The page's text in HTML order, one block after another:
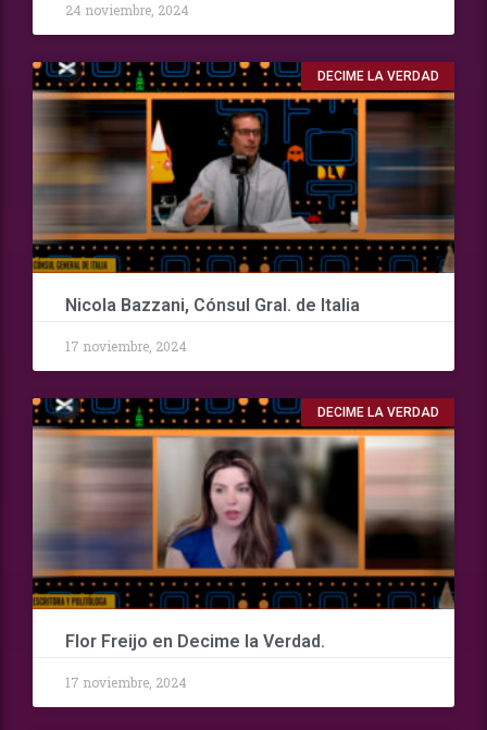
24 noviembre, 2024
DECIME LA VERDAD
Nicola Bazzani, Cónsul Gral. de Italia
17 noviembre, 2024
DECIME LA VERDAD
Flor Freijo en Decime la Verdad.
17 noviembre, 2024